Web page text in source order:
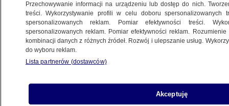
6.10.2016, 19:58
Udostępnij
Mieszkańcy greckiej wyspy Lesbos nominowani
uchodźcom. - Jeśli wygramy, to będzie to
Przechowywanie informacji na urządzeniu lub dostęp do nich.
treści. Wykorzystywanie profili w celu doboru spersonalizowanych
spersonalizowanych reklam. Pomiar efektywności treści.
spersonalizowanych reklam. Pomiar efektywności reklam.
kombinacji danych z różnych źródeł. Rozwój i ulepszanie usług.
do wyboru reklam.
Lista partnerów (dostawców)
Akceptuję